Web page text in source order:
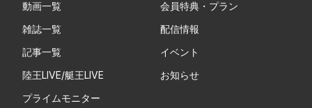
動画一覧
雑誌一覧
記事一覧
陸王LIVE/艇王LIVE
プライムモニター
会員特典・プラン
配信情報
イベント
お知らせ